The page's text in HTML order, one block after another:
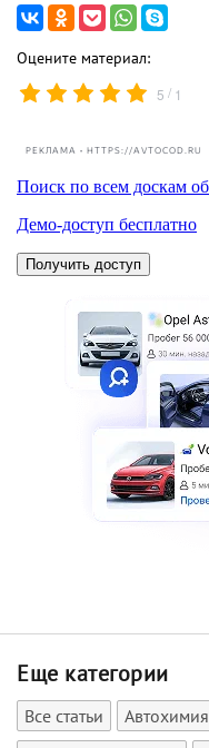
Оцените материал:
5 / 1
РЕКЛАМА • HTTPS://AVTOCOD.RU
Еще категории
Все статьи Автохимия